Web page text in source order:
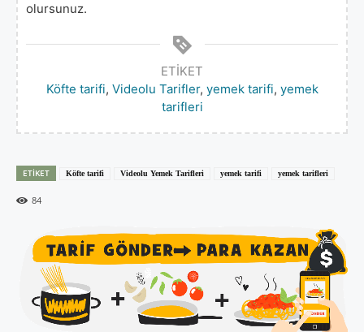
olursunuz.
ETIKET
Köfte tarifi, Videolu Tarifler, yemek tarifi, yemek
tarifleri
ETIKET Köfte tarifi Videolu Yemek Tarifleri yemek tarifi yemek tarifleri
84